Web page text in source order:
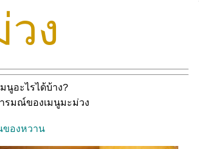
ง
อะไรได้บ้าง?
รมณ์ของเมนูมะม่วง
ของหวาน